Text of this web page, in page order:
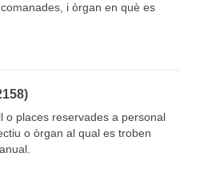
i òrgan en què es
o places reservades a personal
o òrgan al qual es troben